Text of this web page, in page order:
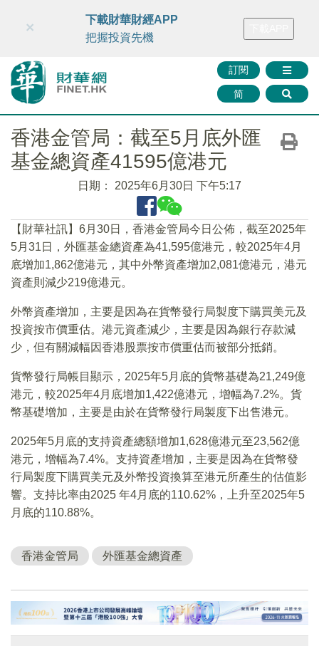
財華智庫網 FINTV FINMETA 財華證券 媒體矩陣
訂閱
简
×
下載財華財經APP
把握投資先機
香港金管局：截至5月底外匯
基金總資產41595億港元
日期： 2025年6月30日 下午5:17
【財華社訊】6月30日，香港金管局今日公佈，截至2025年
5月31日，外匯基金總資產為41,595億港元，較2025年4月
底增加1,862億港元，其中外幣資產增加2,081億港元，港元
資產則減少219億港元。
外幣資產增加，主要是因為在貨幣發行局製度下購買美元及
投資按市價重估。港元資產減少，主要是因為銀行存款減
少，但有關減幅因香港股票按市價重估而被部分抵銷。
貨幣發行局帳目顯示，2025年5月底的貨幣基礎為21,249億
港元，較2025年4月底增加1,422億港元，增幅為7.2%。貨
幣基礎增加，主要是由於在貨幣發行局製度下出售港元。
2025年5月底的支持資產總額增加1,628億港元至23,562億
港元，增幅為7.4%。支持資產增加，主要是因為在貨幣發
行局製度下購買美元及外幣投資換算至港元所產生的估值影
響。支持比率由2025 年4月底的110.62%，上升至2025年5
月底的110.88%。
香港金管局 外匯基金總資產